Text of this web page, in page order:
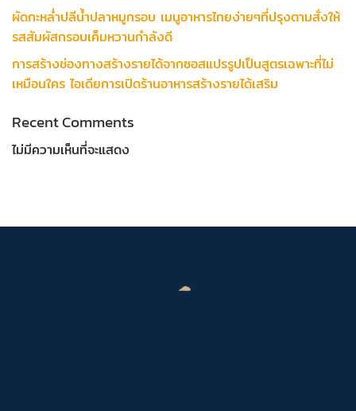
ผัดกะหล่ำปลีน้ำปลาหมูกรอบ เมนูอาหารไทยง่ายๆที่ปรุงตามสั่งให้
รสสัมผัสกรอบเค็มหวานกำลังดี
การสร้างช่องทางสร้างรายได้จากซอสแปรรูปเป็นสูตรเฉพาะที่ไม่
เหมือนใคร ไอเดียการเปิดร้านอาหารสร้างรายได้เสริม
Recent Comments
ไม่มีความเห็นที่จะแสดง